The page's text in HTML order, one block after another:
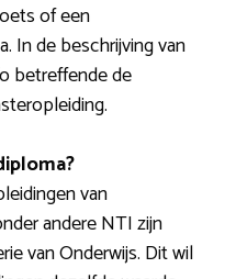
of een
In de beschrijving van
betreffende de
van
andere NTI zijn
van Onderwijs. Dit wil